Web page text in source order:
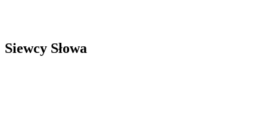
Siewcy Słowa